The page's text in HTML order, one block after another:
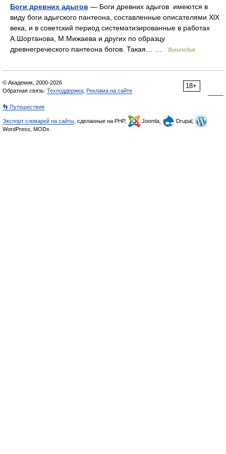
Боги древних адыгов — Боги древних адыгов имеются в
виду боги адыгского пантеона, составленные описателями XlX
века, и в советский период систематизированные в работах
А.Шортанова, М.Мижаева и других по образцу
древнегреческого пантеона богов. Такая… …
Википедия
18+
© Академик, 2000-2026
Обратная связь: Техподдержка Реклама на сайте
👣 Путешествия
Экспорт словарей на сайты , сделанные на PHP, Joomla,
Drupal,
WordPress, MODx.